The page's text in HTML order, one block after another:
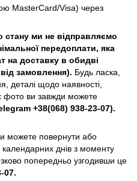
MasterCard/Visa) через
ми не відправляємо
передоплати, яка
на доставку в обидві
замовлення). Будь ласка,
деталі щодо наявності,
фото ви завжди можете
+38(068) 938-23-07).
можете повернути або
днів з моменту
попередньо узгодивши це
07.